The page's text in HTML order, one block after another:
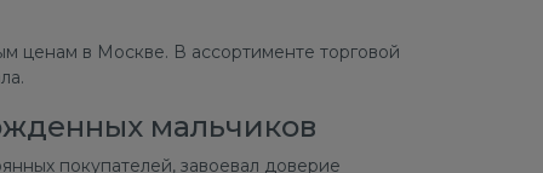
ценам в Москве. В ассортименте торговой
мальчиков
покупателей, завоевал доверие